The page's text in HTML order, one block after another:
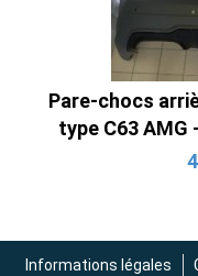
2
Pare-chocs
type C63 AMG
Informations légales